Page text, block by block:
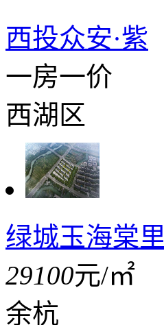
西投众安·紫
一房一价
西湖区
绿城玉海棠里
29100元/㎡
余杭